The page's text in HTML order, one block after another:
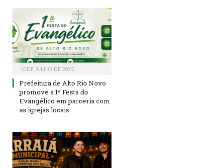
16 DE JULHO DE 2026
Prefeitura de Alto Rio Novo
promove a 1ª Festa do
Evangélico em parceria com
as igrejas locais